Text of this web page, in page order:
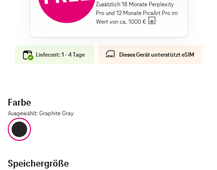
Lieferzeit: 1 - 4 Tage Dieses Gerät unterstützt eSIM
Farbe
Ausgewählt: Graphite Gray
Speichergröße